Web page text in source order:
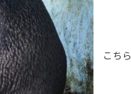
こちら